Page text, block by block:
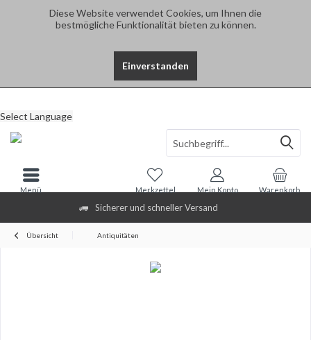
Diese Website verwendet Cookies, um Ihnen die
bestmögliche Funktionalität bieten zu können.
Einverstanden
Sicherer und schneller Versand
Select Language
Warenkorb
Merkzettel Mein Konto
Menü
Übersicht Antiquitäten